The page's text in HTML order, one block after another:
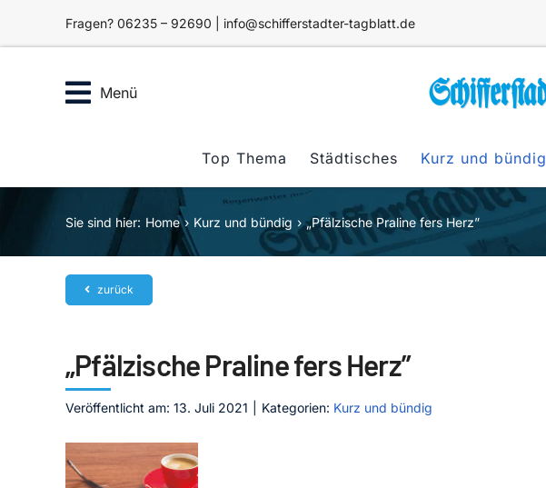
Fragen? 06235 – 92690 | info@schifferstadter-tagblatt.de
Menü
Top Thema Städtisches Kurz und bündig
Sie sind hier: Home Kurz und bündig „Pfälzische Praline fers Herz”
zurück
„Pfälzische Praline fers Herz”
Veröffentlicht am: 13. Juli 2021 Kategorien: Kurz und bündig